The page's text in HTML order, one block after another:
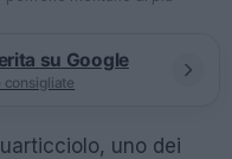
su Google
uno dei